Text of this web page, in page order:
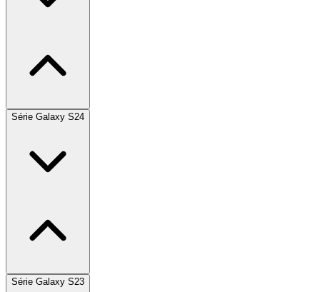
Série Galaxy S24
Série Galaxy S23